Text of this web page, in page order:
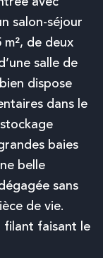
salon-séjour
de deux
salle de
dispose
dans le
baies
belle
sans
de vie.
filant faisant le